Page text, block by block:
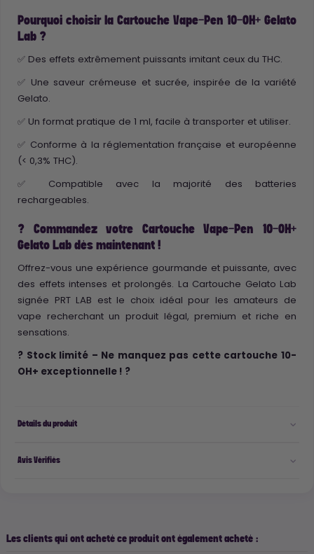
Pourquoi choisir la Cartouche Vape-Pen 10-OH+ Gelato
Lab ?
✅ Des effets extrêmement puissants imitant ceux du THC.
✅ Une saveur crémeuse et sucrée, inspirée de la variété
Gelato.
✅ Un format pratique de 1 ml, facile à transporter et utiliser.
✅ Conforme à la réglementation française et européenne
(< 0,3% THC).
✅ Compatible avec la majorité des batteries
rechargeables.
?️ Commandez votre Cartouche Vape-Pen 10-OH+
Gelato Lab dès maintenant !
Offrez-vous une expérience gourmande et puissante, avec
des effets intenses et prolongés. La Cartouche Gelato Lab
signée PRT LAB est le choix idéal pour les amateurs de
vape recherchant un produit légal, premium et riche en
sensations.
? Stock limité – Ne manquez pas cette cartouche 10-
OH+ exceptionnelle ! ?
Détails du produit
Avis Vérifiés
Les clients qui ont acheté ce produit ont également acheté :